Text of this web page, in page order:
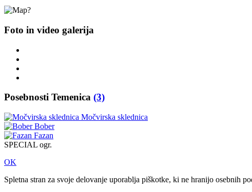
Foto in video galerija
Posebnosti Temenica (3)
Močvirska sklednica
Bober
Fazan
SPECIAL ogr.
OK
Spletna stran za svoje delovanje uporablja piškotke, ki ne hranijo osebnih